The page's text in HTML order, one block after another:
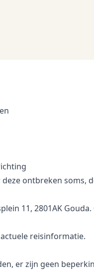
ontbreken soms,
11, 2801AK Gouda.
reisinformatie.
er zijn geen